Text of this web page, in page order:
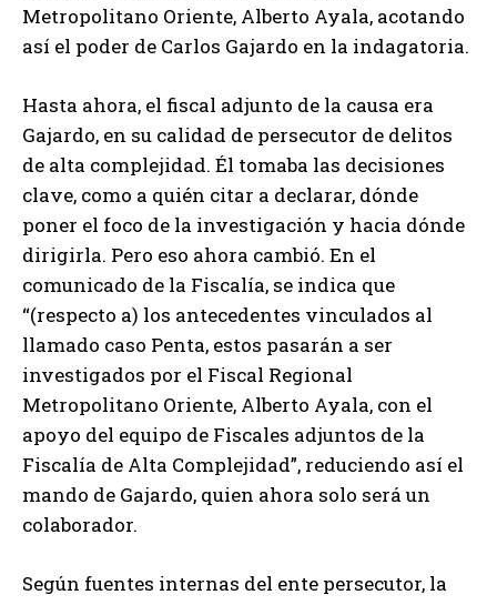
Metropolitano Oriente, Alberto Ayala, acotando
así el poder de Carlos Gajardo en la indagatoria.
Hasta ahora, el fiscal adjunto de la causa era
Gajardo, en su calidad de persecutor de delitos
de alta complejidad. Él tomaba las decisiones
clave, como a quién citar a declarar, dónde
poner el foco de la investigación y hacia dónde
dirigirla. Pero eso ahora cambió. En el
comunicado de la Fiscalía, se indica que
“(respecto a) los antecedentes vinculados al
llamado caso Penta, estos pasarán a ser
investigados por el Fiscal Regional
Metropolitano Oriente, Alberto Ayala, con el
apoyo del equipo de Fiscales adjuntos de la
Fiscalía de Alta Complejidad”, reduciendo así el
mando de Gajardo, quien ahora solo será un
colaborador.
Según fuentes internas del ente persecutor, la